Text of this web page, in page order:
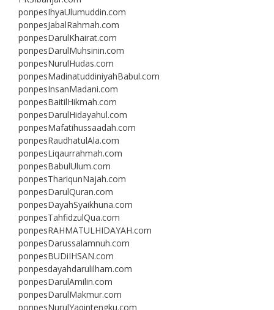
ponpesIhyaUlumuddin.com
ponpesJabalRahmah.com
ponpesDarulKhairat.com
ponpesDarulMuhsinin.com
ponpesNurulHudas.com
ponpesMadinatuddiniyahBabul.com
ponpesInsanMadani.com
ponpesBaitilHikmah.com
ponpesDarulHidayahul.com
ponpesMafatihussaadah.com
ponpesRaudhatulAla.com
ponpesLiqaurrahmah.com
ponpesBabulUlum.com
ponpesThariqunNajah.com
ponpesDarulQuran.com
ponpesDayahSyaikhuna.com
ponpesTahfidzulQua.com
ponpesRAHMATULHIDAYAH.com
ponpesDarussalamnuh.com
ponpesBUDiIHSAN.com
ponpesdayahdarulilham.com
ponpesDarulAmilin.com
ponpesDarulMakmur.com
ponpesNurulYaqintengku.com